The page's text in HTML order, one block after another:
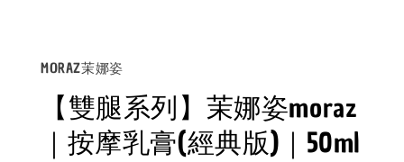
MORAZ茉娜姿
【雙腿系列】茉娜姿moraz
｜按摩乳膏(經典版)｜50ml